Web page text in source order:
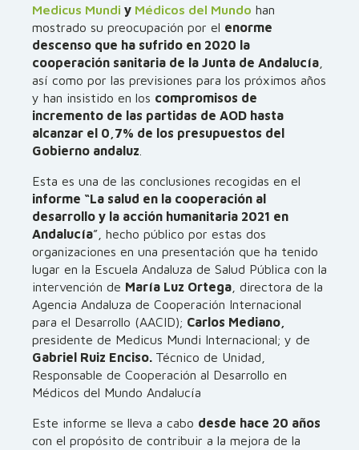
Medicus Mundi y Médicos del Mundo han
mostrado su preocupación por el enorme
descenso que ha sufrido en 2020 la
cooperación sanitaria de la Junta de Andalucía
así como por las previsiones para los próximos años
y han insistido en los compromisos de
incremento de las partidas de AOD hasta
alcanzar el 0,7% de los presupuestos del
Gobierno andaluz
Esta es una de las conclusiones recogidas en el
informe “La salud en la cooperación al
desarrollo y la acción humanitaria 2021 en
Andalucía”, hecho público por estas dos
organizaciones en una presentación que ha tenido
lugar en la Escuela Andaluza de Salud Pública con la
intervención de María Luz Ortega , directora de la
Agencia Andaluza de Cooperación Internacional
para el Desarrollo (AACID); Carlos Mediano,
presidente de Medicus Mundi Internacional; y de
Gabriel Ruiz Enciso. Técnico de Unidad,
Responsable de Cooperación al Desarrollo en
Médicos del Mundo Andalucía
Este informe se lleva a cabo desde hace 20 años
con el propósito de contribuir a la mejora de la